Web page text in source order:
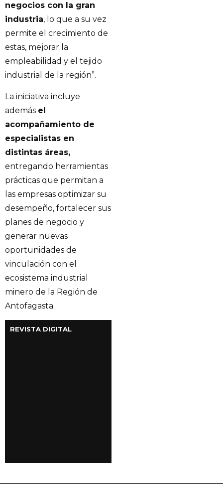
negocios con la gran
industria, lo que a su vez
permite el crecimiento de
estas, mejorar la
empleabilidad y el tejido
industrial de la región”.
La iniciativa incluye
además el
acompañamiento de
especialistas en
distintas áreas,
entregando herramientas
prácticas que permitan a
las empresas optimizar su
desempeño, fortalecer sus
planes de negocio y
generar nuevas
oportunidades de
vinculación con el
ecosistema industrial
minero de la Región de
Antofagasta.
REVISTA DIGITAL